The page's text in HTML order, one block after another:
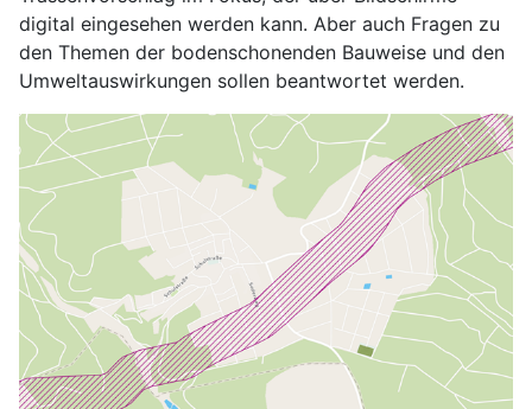
digital eingesehen werden kann. Aber auch Fragen zu
den Themen der bodenschonenden Bauweise und den
Umweltauswirkungen sollen beantwortet werden.